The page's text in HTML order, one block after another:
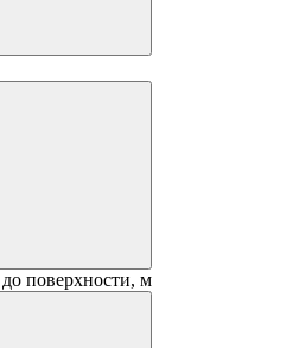
до поверхности, м